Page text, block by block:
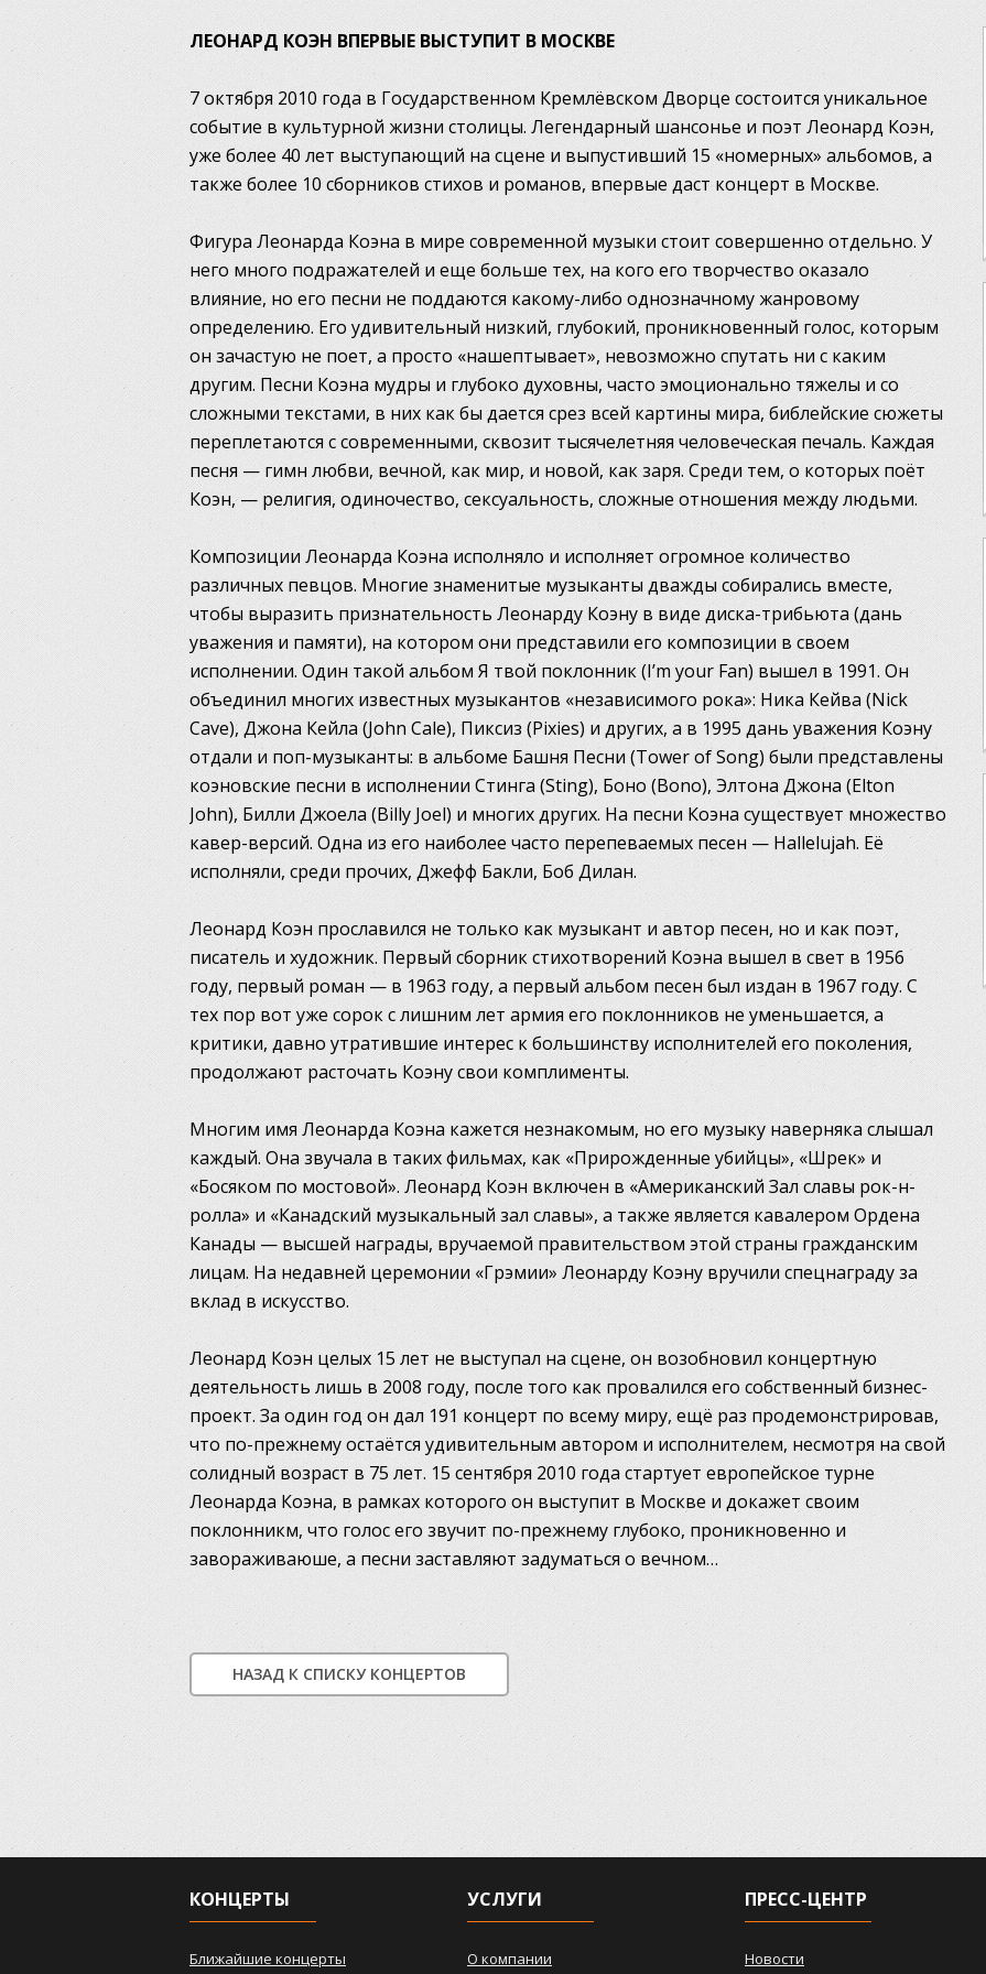
ЛЕОНАРД КОЭН ВПЕРВЫЕ ВЫСТУПИТ В МОСКВЕ
7 октября 2010 года в Государственном Кремлёвском Дворце состоится уникальное
событие в культурной жизни столицы. Легендарный шансонье и поэт Леонард Коэн,
уже более 40 лет выступающий на сцене и выпустивший 15 «номерных» альбомов, а
также более 10 сборников стихов и романов, впервые даст концерт в Москве.
Фигура Леонарда Коэна в мире современной музыки стоит совершенно отдельно. У
него много подражателей и еще больше тех, на кого его творчество оказало
влияние, но его песни не поддаются какому-либо однозначному жанровому
определению. Его удивительный низкий, глубокий, проникновенный голос, которым
он зачастую не поет, а просто «нашептывает», невозможно спутать ни с каким
другим. Песни Коэна мудры и глубоко духовны, часто эмоционально тяжелы и со
сложными текстами, в них как бы дается срез всей картины мира, библейские сюжеты
переплетаются с современными, сквозит тысячелетняя человеческая печаль. Каждая
песня — гимн любви, вечной, как мир, и новой, как заря. Среди тем, о которых поёт
Коэн, — религия, одиночество, сексуальность, сложные отношения между людьми.
Композиции Леонарда Коэна исполняло и исполняет огромное количество
различных певцов. Многие знаменитые музыканты дважды собирались вместе,
чтобы выразить признательность Леонарду Коэну в виде диска-трибьюта (дань
уважения и памяти), на котором они представили его композиции в своем
исполнении. Один такой альбом Я твой поклонник (I’m your Fan) вышел в 1991. Он
объединил многих известных музыкантов «независимого рока»: Ника Кейва (Nick
Cave), Джона Кейла (John Cale), Пиксиз (Pixies) и других, а в 1995 дань уважения Коэну
отдали и поп-музыканты: в альбоме Башня Песни (Tower of Song) были представлены
коэновские песни в исполнении Стинга (Sting), Боно (Bono), Элтона Джона (Elton
John), Билли Джоела (Billy Joel) и многих других. На песни Коэна существует множество
кавер-версий. Одна из его наиболее часто перепеваемых песен — Hallelujah. Её
исполняли, среди прочих, Джефф Бакли, Боб Дилан.
Леонард Коэн прославился не только как музыкант и автор песен, но и как поэт,
писатель и художник. Первый сборник стихотворений Коэна вышел в свет в 1956
году, первый роман — в 1963 году, а первый альбом песен был издан в 1967 году. С
тех пор вот уже сорок с лишним лет армия его поклонников не уменьшается, а
критики, давно утратившие интерес к большинству исполнителей его поколения,
продолжают расточать Коэну свои комплименты.
Многим имя Леонарда Коэна кажется незнакомым, но его музыку наверняка слышал
каждый. Она звучала в таких фильмах, как «Прирожденные убийцы», «Шрек» и
«Босяком по мостовой». Леонард Коэн включен в «Американский Зал славы рок-н-
ролла» и «Канадский музыкальный зал славы», а также является кавалером Ордена
Канады — высшей награды, вручаемой правительством этой страны гражданским
лицам. На недавней церемонии «Грэмии» Леонарду Коэну вручили спецнаграду за
вклад в искусство.
Леонард Коэн целых 15 лет не выступал на сцене, он возобновил концертную
деятельность лишь в 2008 году, после того как провалился его собственный бизнес-
проект. За один год он дал 191 концерт по всему миру, ещё раз продемонстрировав,
что по-прежнему остаётся удивительным автором и исполнителем, несмотря на свой
солидный возраст в 75 лет. 15 сентября 2010 года стартует европейское турне
Леонарда Коэна, в рамках которого он выступит в Москве и докажет своим
поклонникм, что голос его звучит по-прежнему глубоко, проникновенно и
завораживаюше, а песни заставляют задуматься о вечном…
НАЗАД К СПИСКУ КОНЦЕРТОВ
КОНЦЕРТЫ
Ближайшие концерты
УСЛУГИ
О компании
ПРЕСС-ЦЕНТР
Новости